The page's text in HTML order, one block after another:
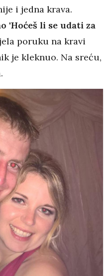
i jedna krava.
'Hoćeš li se udati za
poruku na kravi
je kleknuo. Na sreću,